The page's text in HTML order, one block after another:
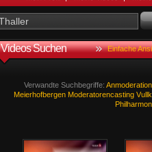
Videos Suchen Einfache
Verwandte Suchbegriffe: Anmoderation
Meierhofbergen Moderatorencasting